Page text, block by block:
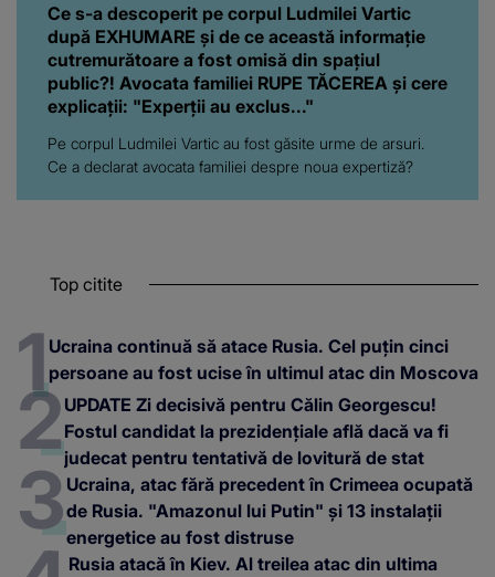
Ce s-a descoperit pe corpul Ludmilei Vartic
după EXHUMARE și de ce această informație
cutremurătoare a fost omisă din spațiul
public?! Avocata familiei RUPE TĂCEREA și cere
explicații: "Experții au exclus..."
Pe corpul Ludmilei Vartic au fost găsite urme de arsuri.
Ce a declarat avocata familiei despre noua expertiză?
Top citite
Ucraina continuă să atace Rusia. Cel puțin cinci
persoane au fost ucise în ultimul atac din Moscova
UPDATE Zi decisivă pentru Călin Georgescu!
Fostul candidat la prezidențiale află dacă va fi
judecat pentru tentativă de lovitură de stat
Ucraina, atac fără precedent în Crimeea ocupată
de Rusia. "Amazonul lui Putin" și 13 instalații
energetice au fost distruse
Rusia atacă în Kiev. Al treilea atac din ultima